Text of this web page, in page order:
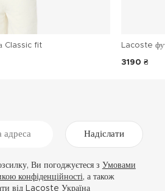
Classic fit Lacoste
3190 ₴
Надіслати
Ви погоджуєтеся з Умовами
конфіденційності, а також
від Lacoste Україна